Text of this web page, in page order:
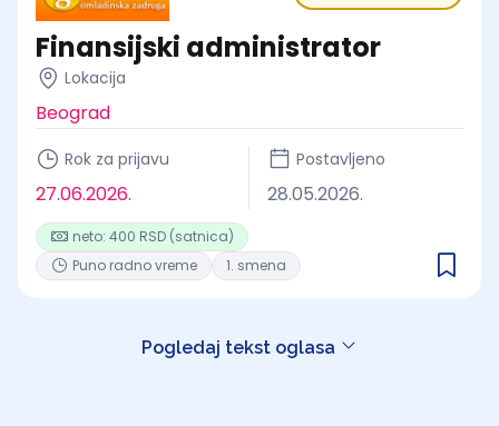
Finansijski administrator
Lokacija
Beograd
Rok za prijavu
27.06.2026.
Postavljeno
28.05.2026.
neto: 400 RSD (satnica)
Puno radno vreme
1. smena
Pogledaj tekst oglasa